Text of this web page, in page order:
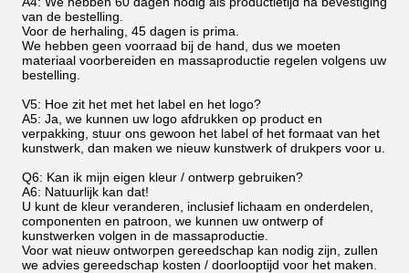
van de bestelling.
Voor de herhaling, 45 dagen is prima.
We hebben geen voorraad bij de hand, dus we moeten
materiaal voorbereiden en massaproductie regelen volgens uw
bestelling.
V5: Hoe zit het met het label en het logo?
A5: Ja, we kunnen uw logo afdrukken op product en
verpakking, stuur ons gewoon het label of het formaat van het
kunstwerk, dan maken we nieuw kunstwerk of drukpers voor u.
Q6: Kan ik mijn eigen kleur / ontwerp gebruiken?
A6: Natuurlijk kan dat!
U kunt de kleur veranderen, inclusief lichaam en onderdelen,
componenten en patroon, we kunnen uw ontwerp of
kunstwerken volgen in de massaproductie.
Voor wat nieuw ontworpen gereedschap kan nodig zijn, zullen
we advies gereedschap kosten / doorlooptijd voor het maken.